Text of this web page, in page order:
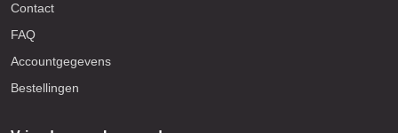
Contact
FAQ
Accountgegevens
Bestellingen